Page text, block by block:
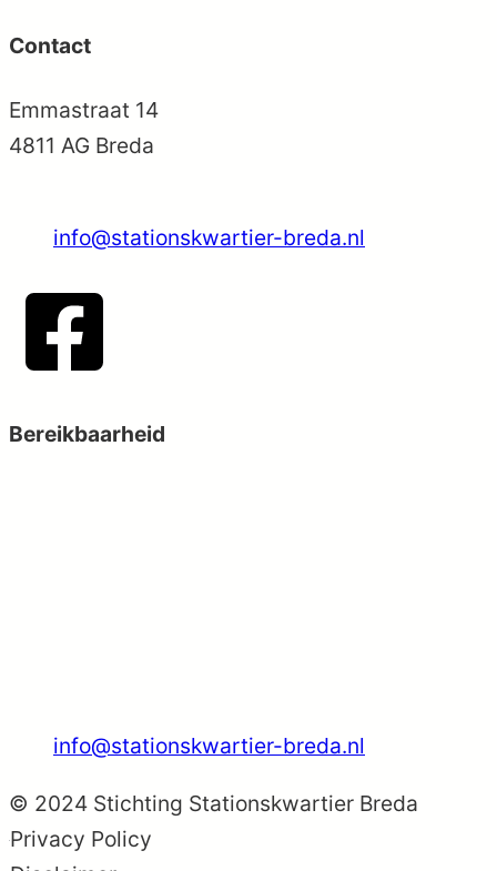
Contact
Emmastraat 14
4811 AG Breda
info@stationskwartier-breda.nl
Bereikbaarheid
info@stationskwartier-breda.nl
© 2024 Stichting Stationskwartier Breda
Privacy Policy